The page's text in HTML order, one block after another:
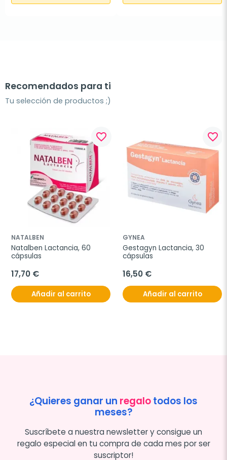
Recomendados para ti
Tu selección de productos ;)
favorite_border
NATALBEN
Natalben Lactancia, 60
cápsulas
17,70 €
Añadir al carrito
favorite_border
GYNEA
Gestagyn Lactancia, 30
cápsulas
16,50 €
Añadir al carrito
¿Quieres ganar un regalotodos los
meses?
Suscríbete a nuestra newsletter y consigue un
regalo especial en tu compra de cada mes por ser
suscriptor!